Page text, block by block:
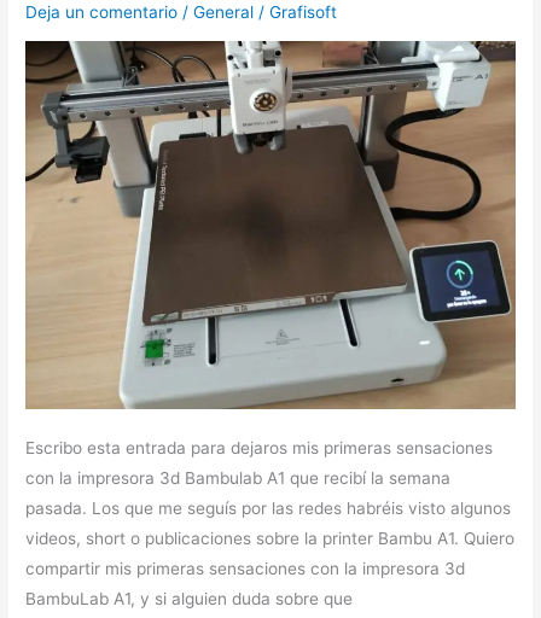
Deja un comentario /General /Grafisoft
Escribo esta entrada para dejaros mis primeras sensaciones
con la impresora 3d Bambulab A1 que recibí la semana
pasada. Los que me seguís por las redes habréis visto algunos
videos, short o publicaciones sobre la printer Bambu A1. Quiero
compartir mis primeras sensaciones con la impresora 3d
BambuLab A1, y si alguien duda sobre que
BambuLab
A1